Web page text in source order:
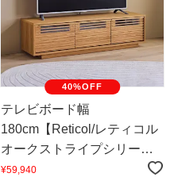
40%OFF
テレビボード幅
180cm【Reticol/レティコル
オークストライプシリー
ズ】
¥59,940